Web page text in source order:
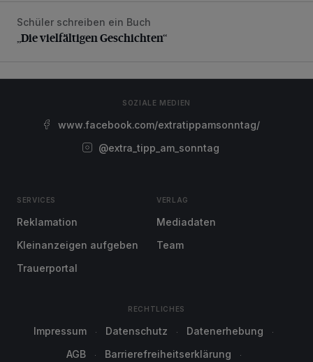
„Die vielfältigen Geschichten“
Schüler schreiben ein Buch
„Die vielfältigen Geschichten“
SOZIALE MEDIEN
www.facebook.com/extratippamsonntag/
@extra_tipp_am_sonntag
SERVICES
Reklamation
Kleinanzeigen aufgeben
Trauerportal
VERLAG
Mediadaten
Team
RECHTLICHES
Impressum Datenschutz
Datenerhebung
AGB
Barrierefreiheitserklärung